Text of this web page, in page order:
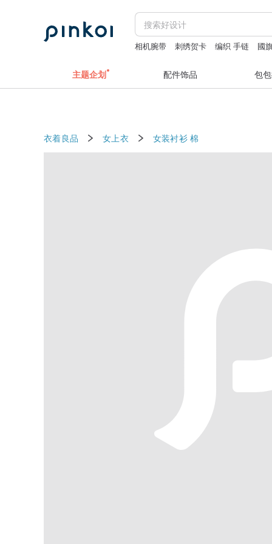
相机腕带 刺绣贺卡 编织 手链
國
主题企划 配件饰品 包
衣着良品 女上衣 女装衬衫 棉